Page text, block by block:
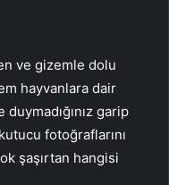
ve gizemle dolu
hayvanlara dair
garip
fotoğraflarını
şaşırtan hangisi